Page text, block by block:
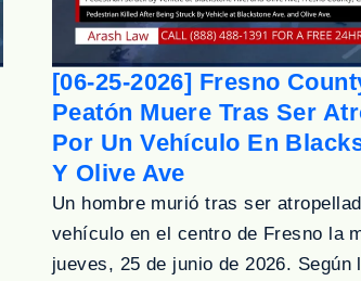
[06-25-2026] Fresno
Peatón Muere Tras Ser
Por Un Vehículo En
Y Olive Ave
Un hombre murió tras ser
vehículo en el centro de Fresno la
jueves, 25 de junio de 2026. Según